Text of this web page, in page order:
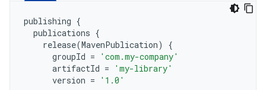
publishing {
publications {
release(MavenPublication)
{
groupId =
'com.my-company'
artifactId =
'my-library'
version = '1.0'